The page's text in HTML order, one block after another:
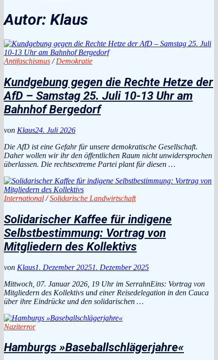
Autor: Klaus
Antifaschismus /Demokratie
Kundgebung gegen die Rechte Hetze der
AfD – Samstag 25. Juli 10-13 Uhr am
Bahnhof Bergedorf
von Klaus24. Juli 2026
Die AfD ist eine Gefahr für unsere demokratische Gesellschaft.
Daher wollen wir ihr den öffentlichen Raum nicht unwidersprochen
überlassen. Die rechtsextreme Partei plant für diesen …
International /Solidarische Landwirtschaft
Solidarischer Kaffee für indigene
Selbstbestimmung: Vortrag von
Mitgliedern des Kollektivs
von Klaus1. Dezember 20251. Dezember 2025
Mittwoch, 07. Januar 2026, 19 Uhr im SerrahnEins: Vortrag von
Mitgliedern des Kollektivs und einer Reisedelegation in den Cauca
über ihre Eindrücke und den solidarischen …
Naziterror
Hamburgs »Baseballschlägerjahre«